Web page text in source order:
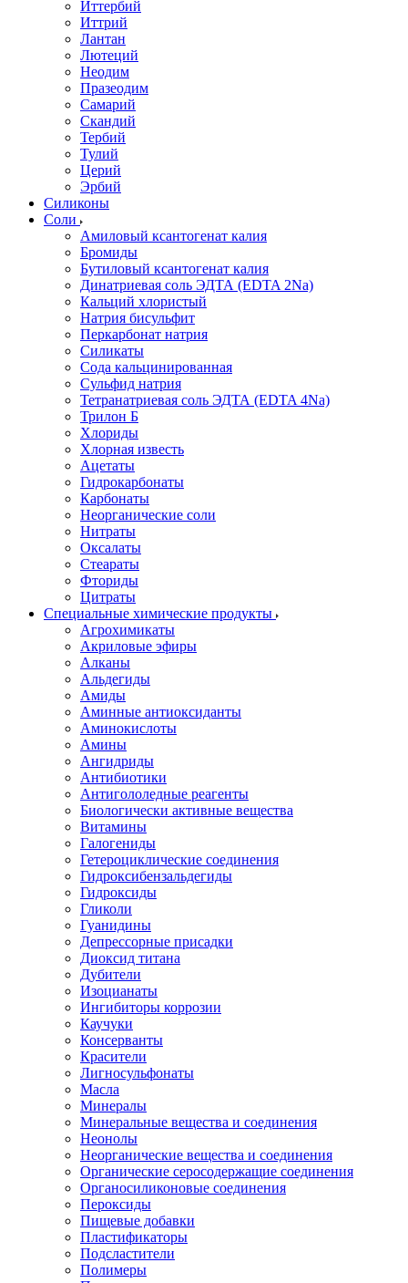
Иттербий
Иттрий
Лантан
Лютеций
Неодим
Празеодим
Самарий
Скандий
Тербий
Тулий
Церий
Эрбий
Силиконы
Соли
Амиловый ксантогенат калия
Бромиды
Бутиловый ксантогенат калия
Динатриевая соль ЭДТА (EDTA 2Na)
Кальций хлористый
Натрия бисульфит
Перкарбонат натрия
Силикаты
Сода кальцинированная
Сульфид натрия
Тетранатриевая соль ЭДТА (EDTA 4Na)
Трилон Б
Хлориды
Хлорная известь
Ацетаты
Гидрокарбонаты
Карбонаты
Неорганические соли
Нитраты
Оксалаты
Стеараты
Фториды
Цитраты
Специальные химические продукты
Агрохимикаты
Акриловые эфиры
Алканы
Альдегиды
Амиды
Аминные антиоксиданты
Аминокислоты
Амины
Ангидриды
Антибиотики
Антигололедные реагенты
Биологически активные вещества
Витамины
Галогениды
Гетероциклические соединения
Гидроксибензальдегиды
Гидроксиды
Гликоли
Гуанидины
Депрессорные присадки
Диоксид титана
Дубители
Изоцианаты
Ингибиторы коррозии
Каучуки
Консерванты
Красители
Лигносульфонаты
Масла
Минералы
Минеральные вещества и соединения
Неонолы
Неорганические вещества и соединения
Органические серосодержащие соединения
Органосиликоновые соединения
Пероксиды
Пищевые добавки
Пластификаторы
Подсластители
Полимеры